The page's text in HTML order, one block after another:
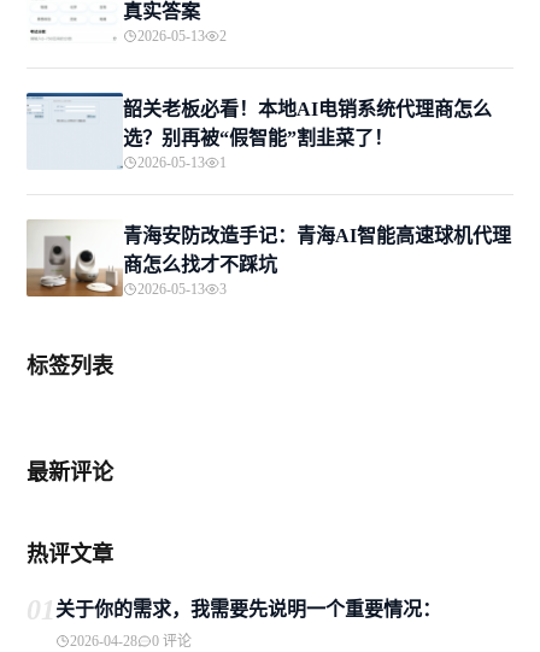
真实答案
2026-05-13 2
韶关老板必看！本地AI电销系统代理商怎么
选？别再被“假智能”割韭菜了！
2026-05-13 1
青海安防改造手记：青海AI智能高速球机代理
商怎么找才不踩坑
2026-05-13 3
标签列表
最新评论
热评文章
01关于你的需求，我需要先说明一个重要情况：
2026-04-28 0 评论